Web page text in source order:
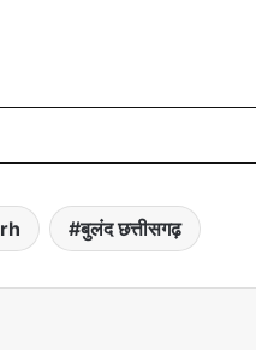
बुलंद छत्तीसगढ़